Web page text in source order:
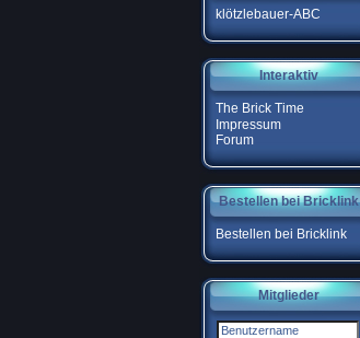
klötzlebauer-ABC
Interaktiv
The Brick Time
Impressum
Forum
Bestellen bei Bricklink
Bestellen bei Bricklink
Mitglieder